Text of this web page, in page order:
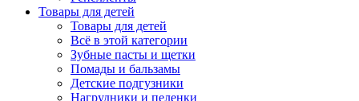
Товары для детей
Товары для детей
Всё в этой категории
Зубные пасты и щетки
Помады и бальзамы
Детские подгузники
Нагрудники и пеленки